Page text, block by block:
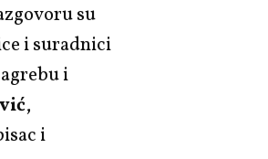
su
i suradnici
i
,
i